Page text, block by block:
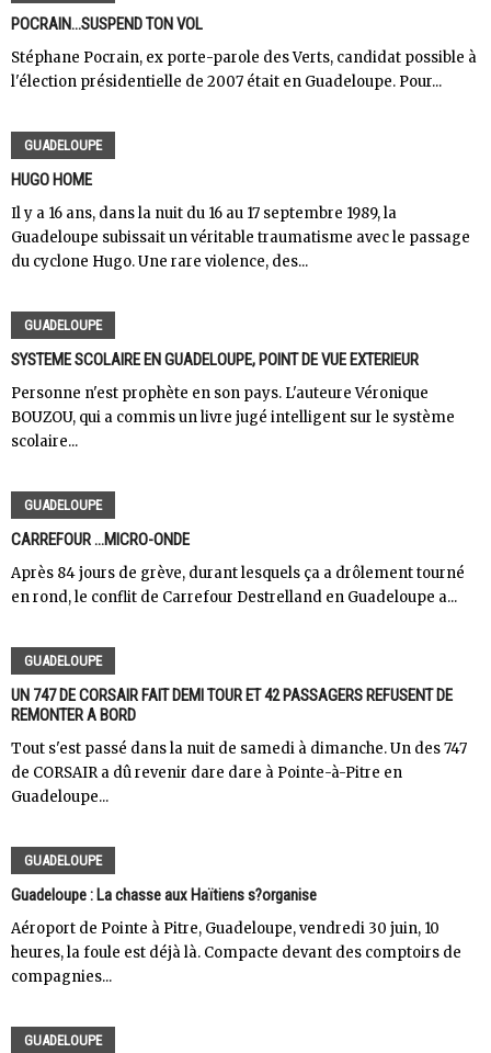
POCRAIN...SUSPEND TON VOL
Stéphane Pocrain, ex porte-parole des Verts, candidat possible à
l'élection présidentielle de 2007 était en Guadeloupe. Pour...
GUADELOUPE
HUGO HOME
Il y a 16 ans, dans la nuit du 16 au 17 septembre 1989, la
Guadeloupe subissait un véritable traumatisme avec le passage
du cyclone Hugo. Une rare violence, des...
GUADELOUPE
SYSTEME SCOLAIRE EN GUADELOUPE, POINT DE VUE EXTERIEUR
Personne n'est prophète en son pays. L'auteure Véronique
BOUZOU, qui a commis un livre jugé intelligent sur le système
scolaire...
GUADELOUPE
CARREFOUR ...MICRO-ONDE
Après 84 jours de grève, durant lesquels ça a drôlement tourné
en rond, le conflit de Carrefour Destrelland en Guadeloupe a...
GUADELOUPE
UN 747 DE CORSAIR FAIT DEMI TOUR ET 42 PASSAGERS REFUSENT DE
REMONTER A BORD
Tout s'est passé dans la nuit de samedi à dimanche. Un des 747
de CORSAIR a dû revenir dare dare à Pointe-à-Pitre en
Guadeloupe...
GUADELOUPE
Guadeloupe : La chasse aux Haïtiens s?organise
Aéroport de Pointe à Pitre, Guadeloupe, vendredi 30 juin, 10
heures, la foule est déjà là. Compacte devant des comptoirs de
compagnies...
GUADELOUPE